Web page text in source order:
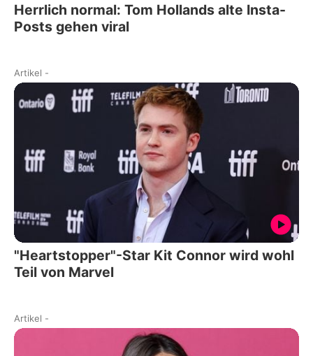
Herrlich normal: Tom Hollands alte Insta-
Posts gehen viral
Artikel -
"Heartstopper"-Star Kit Connor wird wohl
Teil von Marvel
Artikel -